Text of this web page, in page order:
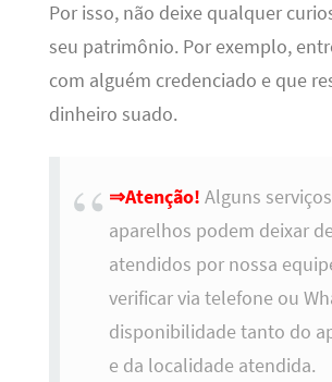
Por isso, não deixe qualquer
seu patrimônio. Por exemplo,
com alguém credenciado e que
dinheiro suado.
⇒Atenção! Alguns
aparelhos podem deixar
atendidos por nossa
verificar via telefone ou
disponibilidade tanto do
e da localidade atendida.